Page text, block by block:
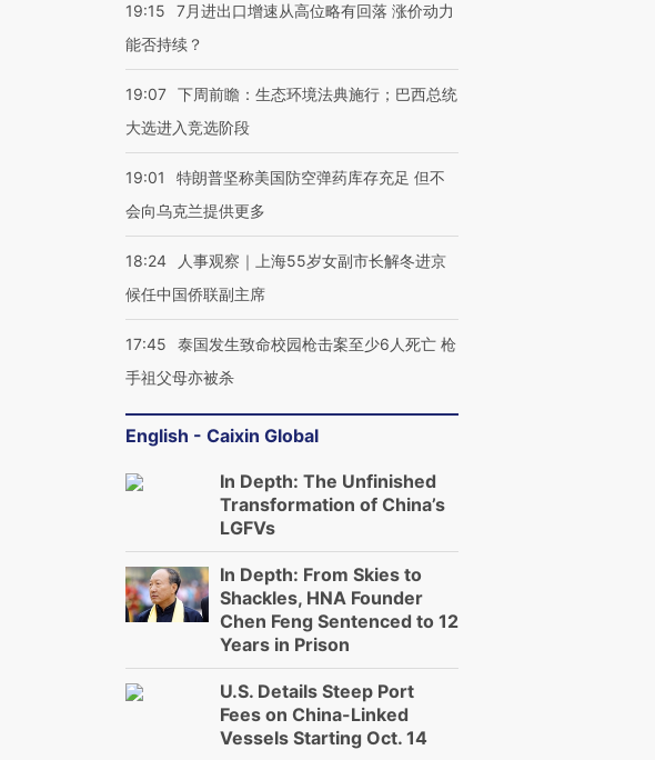
19:15
7月进出口增速从高位略有回落 涨价动力
能否持续？
19:07 下周前瞻：生态环境法典施行；巴西总统
大选进入竞选阶段
19:01
特朗普坚称美国防空弹药库存充足 但不
会向乌克兰提供更多
18:24
人事观察｜上海55岁女副市长解冬进京
候任中国侨联副主席
17:45
泰国发生致命校园枪击案至少6人死亡 枪
手祖父母亦被杀
English - Caixin Global
In Depth: The Unfinished
Transformation of China’s
LGFVs
In Depth: From Skies to
Shackles, HNA Founder
Chen Feng Sentenced to 12
Years in Prison
U.S. Details Steep Port
Fees on China-Linked
Vessels Starting Oct. 14